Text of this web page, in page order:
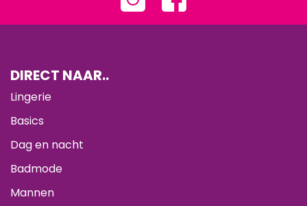
DIRECT NAAR..
Lingerie
Basics
Dag en nacht
Badmode
Mannen